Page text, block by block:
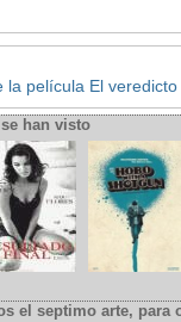
la película El veredicto
han visto
el septimo arte,